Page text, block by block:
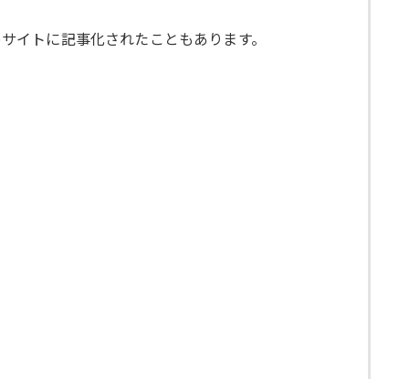
トに記事化されたこともあります。